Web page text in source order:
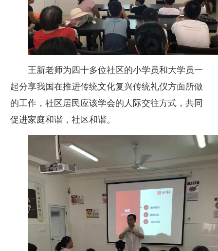
王新老师为四十多位社区的小学员和大学员一
起分享我国在推进传统文化复兴传统礼仪方面所做
的工作，社区居民应该学会的人际交往方式，共同
促进家庭和谐，社区和谐。